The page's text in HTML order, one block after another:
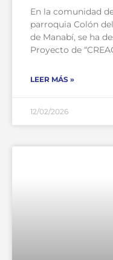
En la comunidad
parroquia Colón
de Manabí, se ha
Proyecto de
LEER MÁS »
12/02/2026